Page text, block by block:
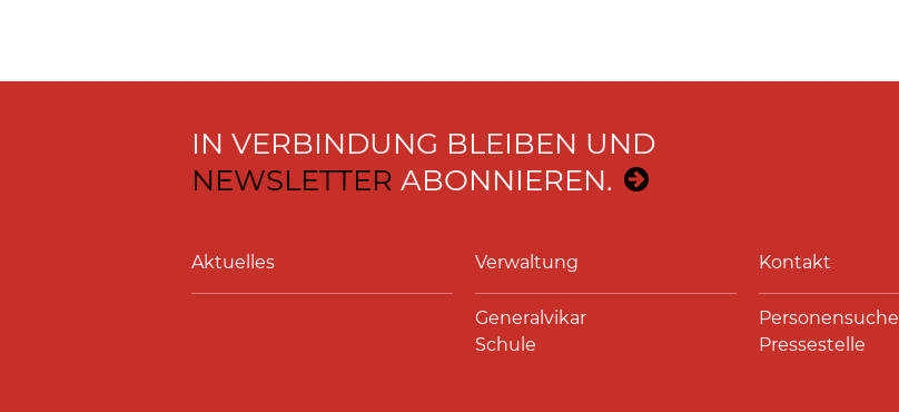
IN VERBINDUNG BLEIBEN UND
NEWSLETTER ABONNIEREN.
Aktuelles Verwaltung
Generalvikar
Schule
Kontakt
Personensuche
Pressestelle